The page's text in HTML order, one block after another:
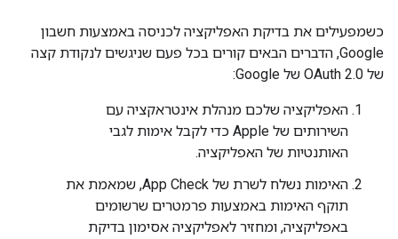
כשמפעילים את בדיקת האפליקציה לכניסה באמצעות חשבון
Google, הדברים הבאים קורים בכל פעם שניגשים לנקודת קצה
של OAuth 2.0 של Google:
האפליקציה שלכם מנהלת אינטראקציה עם
השירותים של Apple כדי לקבל אימות לגבי
האותנטיות של האפליקציה.
האימות נשלח לשרת של App Check, שמאמת את
תוקף האימות באמצעות פרמטרים שרשומים
באפליקציה, ומחזיר לאפליקציה אסימון בדיקת